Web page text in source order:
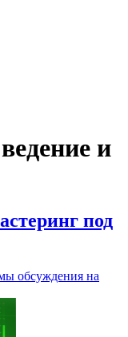
и
под
обсуждения на